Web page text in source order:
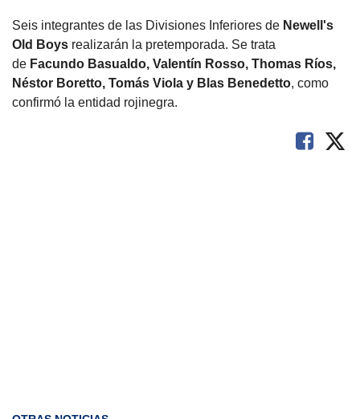
Seis integrantes de las Divisiones Inferiores de Newell's
Old Boys realizarán la pretemporada. Se trata
de Facundo Basualdo, Valentín Rosso, Thomas Ríos,
Néstor Boretto, Tomás Viola y Blas Benedetto, como
confirmó la entidad rojinegra.